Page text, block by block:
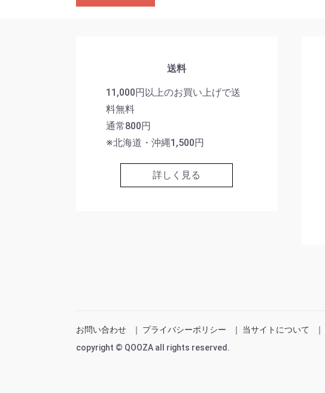
送料
11,000円以上のお買い上げで送
料無料
通常800円
※北海道・沖縄1,500円
詳しく見る
お問い合わせ ｜ プライバシーポリシー ｜ 当サイトについて ｜
copyright © QOOZA all rights reserved.